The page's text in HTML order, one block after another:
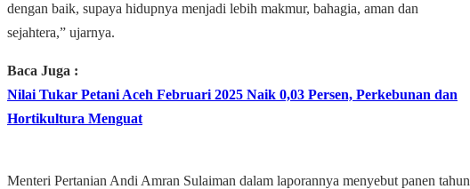
dengan baik, supaya hidupnya menjadi lebih makmur, bahagia, aman dan
sejahtera,” ujarnya.
Baca Juga :
Nilai Tukar Petani Aceh Februari 2025 Naik 0,03 Persen, Perkebunan dan
Hortikultura Menguat
Menteri Pertanian Andi Amran Sulaiman dalam laporannya menyebut panen tahun